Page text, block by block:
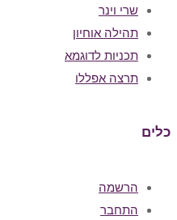
שרי וינר
תהילה אוחיון
תכניות לדוגמא
תרצה אפללו
כלים
הרשמה
התחבר